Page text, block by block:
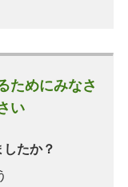
ためにみなさ
い
たか？